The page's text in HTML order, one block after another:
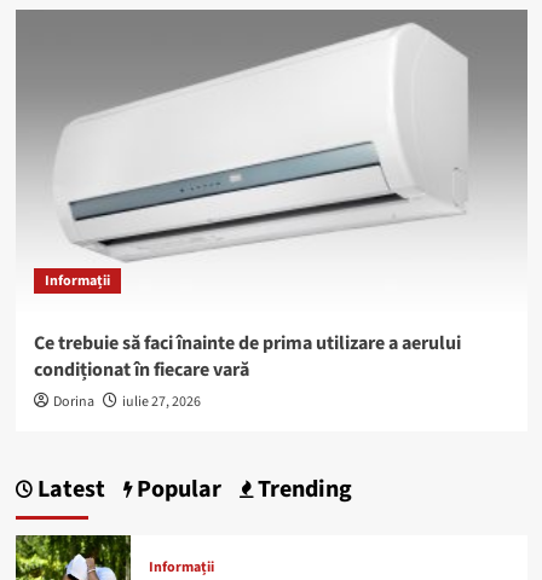
Informații
Ce trebuie să faci înainte de prima utilizare a aerului
condiționat în fiecare vară
Dorina iulie 27, 2026
Latest Popular Trending
Informații